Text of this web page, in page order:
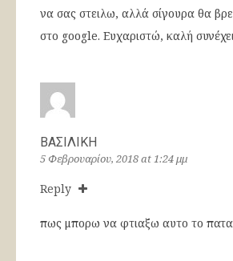
να σας στειλω, αλλά σίγουρα θα
στο google. Ευχαριστώ, καλή
ΒΑΣΙΛΙΚΗ
5 Φεβρουαρίου, 2018 at 1:24 μμ
Reply
πως μπορω να φτιαξω αυτο το